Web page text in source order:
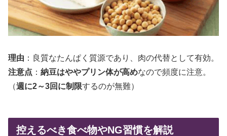
理由 ：良質なたんぱく質源であり、肉の代替として有効。
注意点 ： 納豆はややプリン体が高めなので頻度に注意。
（週に2～3回に制限するのが無難）
控えるべき食べ物やNG習慣を解説